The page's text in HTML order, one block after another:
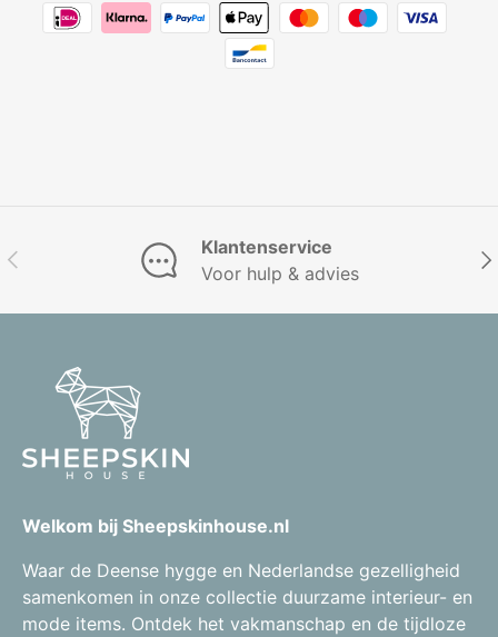
Vorige
Klantenservice
Voor hulp & advies
Welkom bij Sheepskinhouse.nl
Waar de Deense hygge en Nederlandse gezelligheid
samenkomen in onze collectie duurzame interieur- en
mode items. Ontdek het vakmanschap en de tijdloze